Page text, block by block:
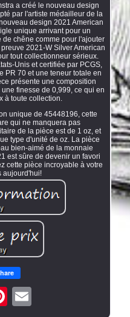
a créé le nouveau design
par l'artiste médailleur de la
design 2021 American
unique arrivant pour un
chêne comme pour l'ajouter
2021-W Silver American
tout collectionneur sérieux.
Unis et certifiée par PCGS,
PR 70 et une teneur totale en
présente une composition
finesse de 0,999, ce qui en
à toute collection.
unique de 45448196, cette
qui ne manquera pas
de la pièce est de 1 oz, et
type d'unité de oz. La pièce
bien-aimé de la monnaie
est sûre de devenir un favori
cette pièce incroyable à votre
aujourd'hui!